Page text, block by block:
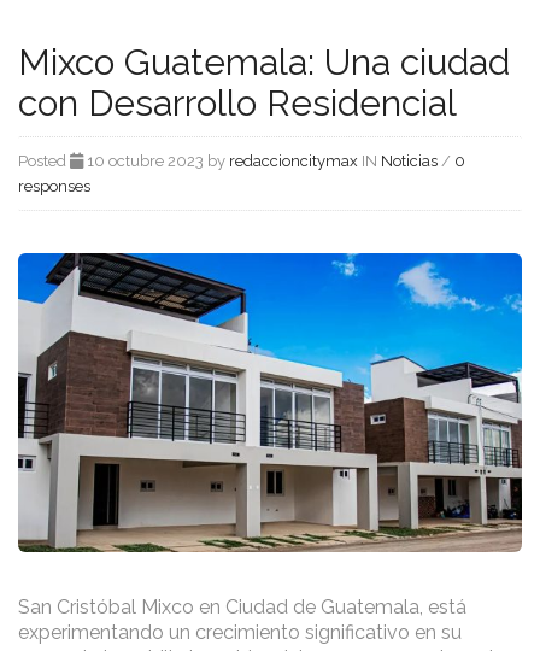
Mixco Guatemala: Una ciudad
con Desarrollo Residencial
Posted 10 octubre 2023 by redaccioncitymax IN Noticias / 0
responses
San Cristóbal Mixco en Ciudad de Guatemala, está
experimentando un crecimiento significativo en su